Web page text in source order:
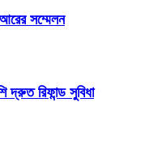
সম্মেলন
দ্রুত রিফান্ড সুবিধা